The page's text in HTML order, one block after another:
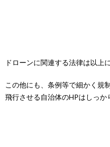
ドローンに関連する法律は以上
この他にも、条例等で細かく規
飛行させる自治体のHPはしっか